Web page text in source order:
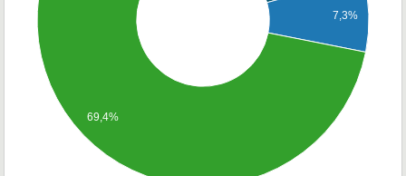
7,3%
69,4%